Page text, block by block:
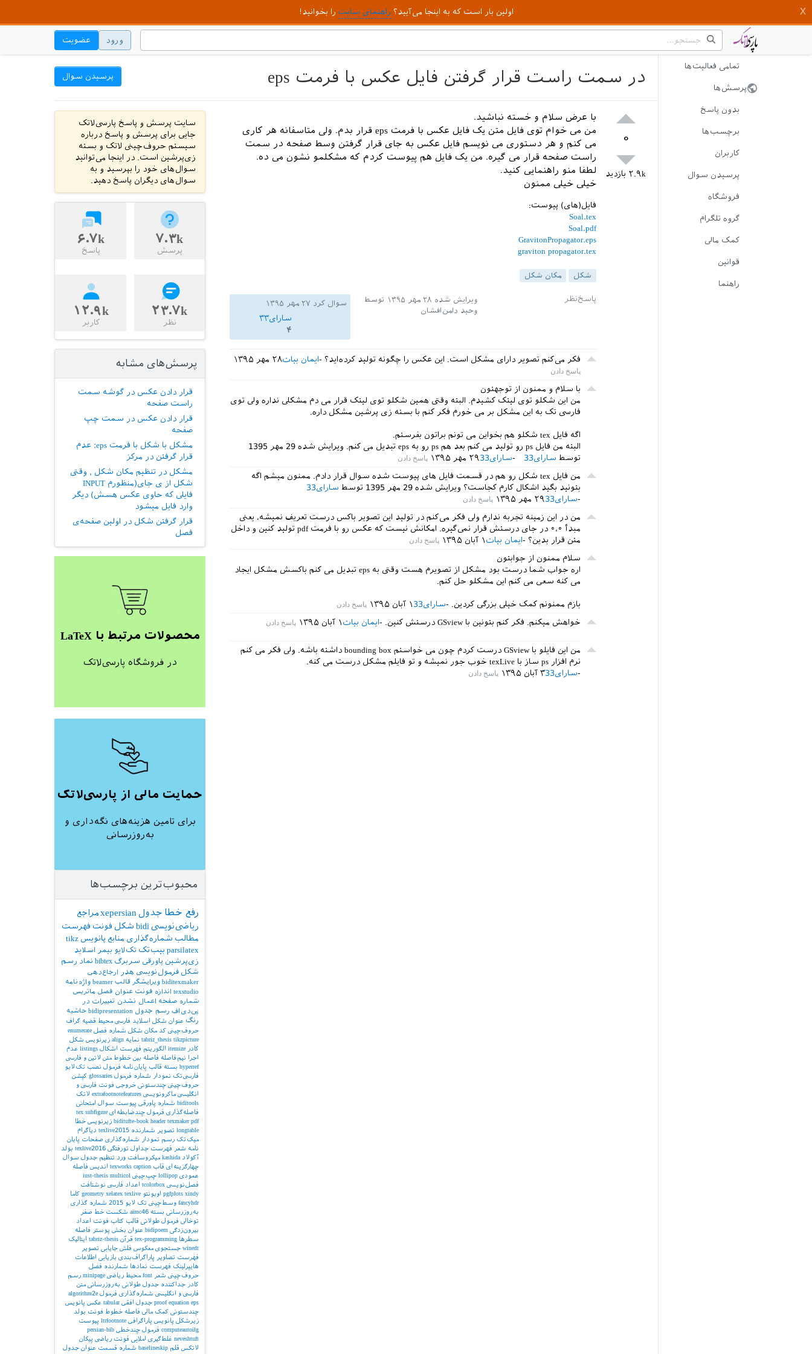
اولین بار است که به اینجا می‌آیید؟ راهنمای سایت را بخوانید!
ورود عضویت
تمامی فعالیت‌ها
پرسش‌ها
بدون پاسخ
برچسب‌ها
کاربران
پرسیدن سوال
فروشگاه
گروه تلگرام
کمک مالی
قوانین
راهنما
در سمت راست قرار گرفتن فایل عکس با فرمت eps پرسیدن سوال
۰
۲.۹k بازدید
با عرض سلام و خسته نباشید.
من می خوام توی فایل متن یک فایل عکس با فرمت eps قرار بدم. ولی متاسفانه هر کاری
می کنم و هر دستوری می نویسم فایل عکس به جای قرار گرفتن وسط صفحه در سمت
راست صفحه قرار می گیره. من یک فایل هم پیوست کردم که مشکلمو نشون می ده.
لطفا منو راهنمایی کنید.
خیلی خیلی ممنون
فایل(های) پیوست:
Soal.tex
Soal.pdf
GravitonPropagator.eps
graviton propagator.tex
شکل مکان شکل
ویرایش شده ۲۸ مهر ۱۳۹۵
توسط
وحید دامن‌افشان
سوال کرد ۲۷ مهر ۱۳۹۵
سارای۳۳
۴
فکر می‌کنم تصویر دارای مشکل است. این عکس را چگونه تولید کرده‌اید؟ ۲۸ مهر ۱۳۹۵ایمان بیات
با سلام و ممنون از توجهتون
من این شکلو توی لیتک کشیدم. البته وقتی همین شکلو توی لیتک قرار می دم مشکلی نداره ولی توی
فارسی تک به این مشکل بر می خورم فکر کنم با بسته زی پرشین مشکل داره.
اگه فایل tex شکلو هم بخواین می تونم براتون بفرستم.
البته من فایل ps رو تولید می کنم بعد هم ps رو به eps تبدیل می کنم.
ویرایش شده 29 مهر 1395
توسط سارای33 ۲۹ مهر ۱۳۹۵
سارای33
من فایل tex شکل رو هم در قسمت فایل های پیوست شده سوال قرار دادم. ممنون میشم اگه
بتونید بگید اشکال کارم کجاست؟ ویرایش شده 29 مهر 1395 توسط سارای33
۲۹ مهر ۱۳۹۵
سارای33
من در این زمینه تجربه ندارم ولی فکر می‌کنم در تولید این تصویر باکس درست تعریف نمیشه، یعنی
مبدأ ۰،۰ در جای درستش قرار نمی‌گیره. امکانش نیست که عکس رو با فرمت pdf تولید کنین و داخل
متن قرار بدین؟
۱ آبان ۱۳۹۵ ایمان بیات
سلام ممنون از جوابتون
اره جواب شما درست بود مشکل از تصویرم هست وقتی به eps تبدیل می کنم باکسش مشکل ایجاد
می کنه سعی می کنم این مشکلو حل کنم.
بازم ممنونم کمک خیلی بزرگی کردین. ۱ آبان ۱۳۹۵
سارای33
خواهش ميكنم. فكر كنم بتونين با GSview درستش كنين.
۱ آبان ۱۳۹۵ ایمان بیات
من این فایلو با GSview درست کردم چون می خواستم bounding box داشته باشه. ولی فکر می کنم
نرم افزار ps ساز با texLive خوب جور نمیشه و تو فایلم مشکل درست می کنه.
۳ آبان ۱۳۹۵
سارای33
سایت پرسش و پاسخ پارسی‌لاتک
جایی برای پرسش و پاسخ درباره
سیستم حروف‌چینی لاتک و بسته
زی‌پرشین است. در اینجا می‌توانید
سوال‌های خود را بپرسید و به
سوال‌های دیگران پاسخ دهید.
۷.۳k
پرسش
۶.۷k
پاسخ
۲۳.۷k
نظر
۱۲.۹k
کاربر
پرسش‌های مشابه
قرار دادن عکس در گوشه سمت
راست صفحه
قرار دادن عکس در سمت چپ
صفحه
مشکل با شکل با فرمت eps: عدم
قرار گرفتن در مرکز
مشکل در تنظیم مکان شکل , وقتی
شکل از ی جای(منظورم INPUT
فایلی که حاوی عکس هسش) دیگر
وارد فایل میشود
قرار گرفتن شکل در اولین صفحه‌ی
فصل
محصولات مرتبط با LaTeX
در فروشگاه پارسی‌لاتک
حمایت مالی از پارسی‌لاتک
برای تامین هزینه‌های نگه‌داری و
به‌روزرسانی
محبوب‌ترین برچسب‌ها
رفع خطا جدول xepersianمراجع
ریاضی‌نویسی bidi شکل فونت فهرست
مطالب شماره‌گذاری منابع پانویس tikz
parsilatex بیب‌تک تک‌لایو بیمر اسلاید
زی‌پرشین پاورقی سربرگ bibtex نماد رسم
شکل فرمول‌نویسی هدر
ارجاع‌دهی
biditexmaker ویرایشگر قالب beamer واژه‌نامه
texstudio اندازه فونت عنوان فصل ماتریس
شماره صفحه اعمال نشدن تغییرات در
پی‌دی‌اف رسم جدول bidipresentation حاشیه
رنگ عنوان شکل اسلاید فارسی محیط قضیه گراف
حروف‌چینی کد مکان شکل شماره فصل enumerate
tabriz_thesis tikzpicture نمایه align زیرنویس شکل
کادر
itemize الگوریتم فهرست اشکال listings عدم
اجرا
نیم‌فاصله فاصله بین خطوط متن لاتین و فارسی
hyperref بسته قالب پایان‌نامه فرمول نصب تک‌لایو
فارسی‌تک نمودار شماره فرمول glossaries کپشن
حروف‌چینی چندستونی خروجی فونت فارسی و
انگلیسی ماکرونویسی extrafootnotefeatures لاتک
biditools شماره پاورقی پیوست‌ سوال امتحانی
فاصله‌گذاری فرمول چندضابطه‌ای tex subfigure
biditufte-book header texmaker pdf زیرنویس خطا
longtable تصویر شمارنده texlive2015 دیاگرام
میک‌تک رسم نمودار شماره‌گذاری صفحات پایان
نامه شعر فهرست جداول تورفتگی texlive2016 بولد
آکولاد kashida میکروسافت ورد تنظیم جدول سوال
چهارگزینه‌ای قاب texworks caption اندیس فاصله
عمودی lollipop چپ‌چینی iust-thesis multicol
فصل‌نویسی tcolorbox اعداد فارسی نوشتافت
pgfplots xindy اوبونتو geometry xelatex texlive
کاما
fancyhdr وسط‌چینی تک لایو 2015
شماره گذاری
به‌روزرسانی بسته aimc46 شکست خط صفر
توخالی فرمول طولانی قالب کتاب فونت اعداد
بیرون‌زدگی bidipoem عنوان بخش پوستر
فاصله
سطرها
tex-programming قرآن tabriz-thesis
ایتالیک
winedt جستجوی معکوس فلش جایابی تصویر
فهرست تصاویر
پاراگراف‌بندی بازیابی اطلاعات
هایپرلینک فهرست نمادها
شمارنده فصل
حروف‌چینی شعر font محیط ریاضی minipage رسم
کادر
جداکننده جدول طولانی به‌روزرسانی متن
فارسی و انگلیسی شماره‌گذاری فرمول algorithm2e
proof equation eps جدول افقی tabular عکس پانویس
چندستونی کمک مالی فاصله خطوط فونت بولد
زیرشکل پانویس پاراگرافی ltrfootnote پیوست
computeautoilg فرمول چندخطی persian-bib
neveshtuft غلط‌گیری املایی فونت ریاضی پیکان
لاتکس قلم baselineskip شماره قسمت عنوان جدول